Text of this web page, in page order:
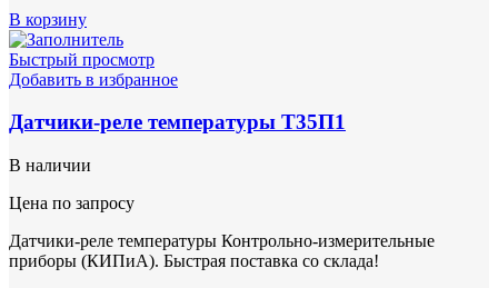
В корзину
Быстрый просмотр
Добавить в избранное
Датчики-реле температуры Т35П1
В наличии
Цена по запросу
Датчики-реле температуры Контрольно-измерительные
приборы (КИПиА). Быстрая поставка со склада!